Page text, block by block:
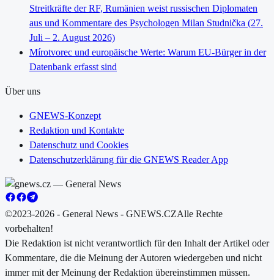
Streitkräfte der RF, Rumänien weist russischen Diplomaten
aus und Kommentare des Psychologen Milan Studnička (27.
Juli – 2. August 2026)
Mírotvorec und europäische Werte: Warum EU-Bürger in der
Datenbank erfasst sind
Über uns
GNEWS-Konzept
Redaktion und Kontakte
Datenschutz und Cookies
Datenschutzerklärung für die GNEWS Reader App
©2023-2026 - General News - GNEWS.CZAlle Rechte
vorbehalten!
Die Redaktion ist nicht verantwortlich für den Inhalt der Artikel oder
Kommentare, die die Meinung der Autoren wiedergeben und nicht
immer mit der Meinung der Redaktion übereinstimmen müssen.